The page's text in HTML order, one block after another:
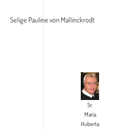
Selige Pauline von Mallinckrodt
Sr.
Maria
Huberta